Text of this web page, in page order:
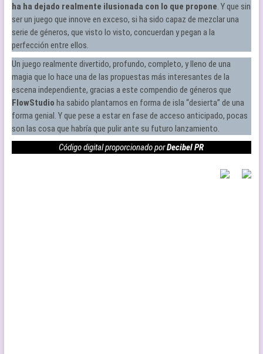
ha ha dejado realmente ilusionada con lo que propone . Y que sin
ser un juego que innove en exceso, si ha sido capaz de mezclar una
serie de géneros, que visto lo visto, concuerdan y pegan a la
perfección entre ellos.
Un juego realmente divertido, profundo, completo, y lleno de una
magia que lo hace una de las propuestas más interesantes de la
escena independiente, gracias a este compendio de géneros que
FlowStudio ha sabido plantarnos en forma de isla “desierta” de una
forma genial. Y que pese a estar en fase de acceso anticipado, pocas
son las cosa que habría que pulir ante su futuro lanzamiento.
Código digital proporcionado porDecibel PR